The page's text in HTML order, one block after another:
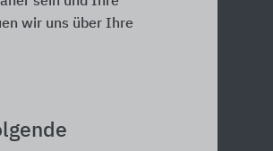
wir uns über Ihre